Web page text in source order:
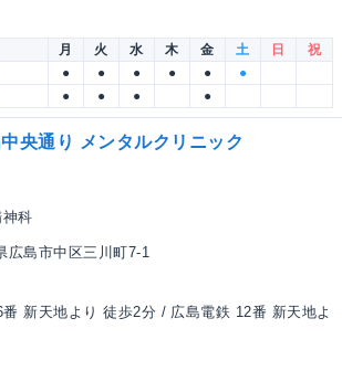
月 火 水 木 金 土 日
祝
● ● ● ● ●
●
● ● ● ●
央通り メンタルクリニック
科
広島市中区三川町7-1
新天地より 徒歩2分 / 広島電鉄 12番 新天地よ